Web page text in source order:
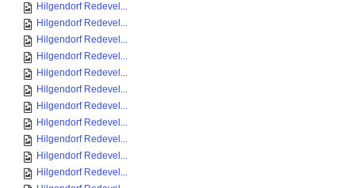
Hilgendorf Redevel...
Hilgendorf Redevel...
Hilgendorf Redevel...
Hilgendorf Redevel...
Hilgendorf Redevel...
Hilgendorf Redevel...
Hilgendorf Redevel...
Hilgendorf Redevel...
Hilgendorf Redevel...
Hilgendorf Redevel...
Hilgendorf Redevel...